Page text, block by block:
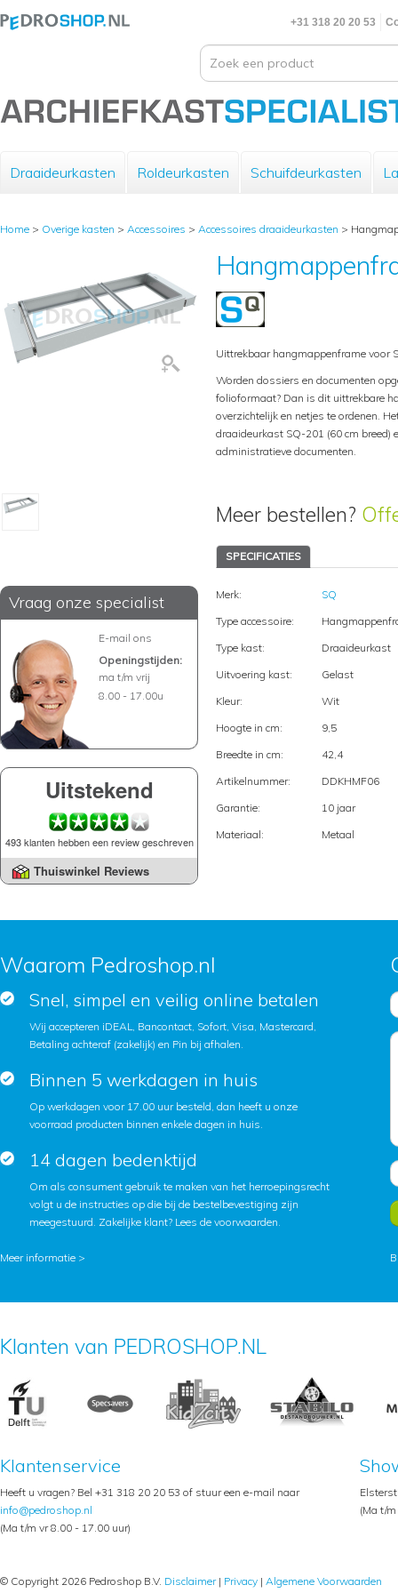
+31 318 20 20 53
Draaideurkasten Roldeurkasten Schuifdeurkasten
Home > Overige kasten > Accessoires > Accessoires draaideurkasten >
Vraag onze specialist
E-mail ons
Openingstijden:
ma t/m vrij
8.00 - 17.00u
Uitstekend
493 klanten hebben een review geschreven
Thuiswinkel Reviews
Uittrekbaar hangmappenframe voor
Worden dossiers en documenten
folioformaat? Dan is dit uittrekbare
overzichtelijk en netjes te ordenen.
draaideurkast SQ-201 (60 cm
administratieve documenten.
Meer bestellen?
SPECIFICATIES
Merk:
SQ
Type accessoire:
Type kast:
Draaideurkast
Uitvoering kast:
Gelast
Kleur:
Wit
Hoogte in cm:
9,5
Breedte in cm:
42,4
Artikelnummer:
DDKHMF06
Garantie:
10 jaar
Materiaal:
Metaal
Waarom Pedroshop.nl
Snel, simpel en veilig online betalen
Wij accepteren iDEAL, Bancontact, Sofort, Visa, Mastercard,
Betaling achteraf (zakelijk) en Pin bij afhalen.
Binnen 5 werkdagen in huis
Op werkdagen voor 17.00 uur besteld, dan heeft u onze
voorraad producten binnen enkele dagen in huis.
14 dagen bedenktijd
Om als consument gebruik te maken van het herroepingsrecht
volgt u de instructies op die bij de bestelbevestiging zijn
meegestuurd. Zakelijke klant? Lees de voorwaarden.
Meer informatie >
Klanten van PEDROSHOP.NL
Klantenservice
Heeft u vragen? Bel +31 318 20 20 53 of stuur een e-mail naar
info@pedroshop.nl
(Ma t/m vr 8.00 - 17.00 uur)
(Ma t/
© Copyright 2026 Pedroshop B.V. Disclaimer| Privacy | Algemene Voorwaarden